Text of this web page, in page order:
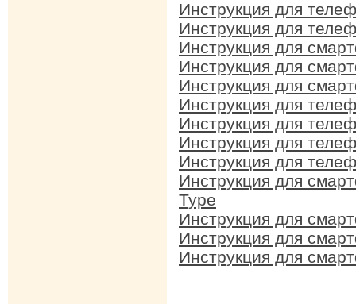
Инструкция для
Инструкция для
Инструкция для
Инструкция для
Инструкция для
Инструкция для
Инструкция для
Инструкция для
Инструкция для
Инструкция для
Type
Инструкция для
Инструкция для
Инструкция для